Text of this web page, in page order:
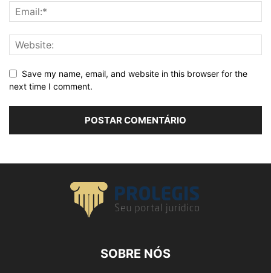
Save my name, email, and website in this browser for the
next time I comment.
SOBRE NÓS